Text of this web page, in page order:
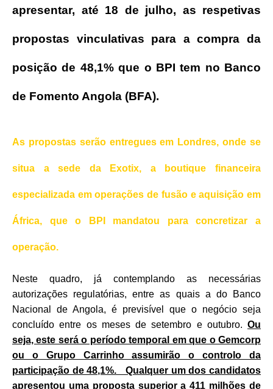
apresentar, até 18 de julho, as respetivas
propostas vinculativas para a compra da
posição de 48,1% que o BPI tem no Banco
de Fomento Angola (BFA).
As propostas serão entregues em Londres, onde se
situa a sede da Exotix, a boutique financeira
especializada em operações de fusão e aquisição em
África, que o BPI mandatou para concretizar a
operação.
Neste quadro, já contemplando as necessárias
autorizações regulatórias, entre as quais a do Banco
Nacional de Angola, é previsível que o negócio seja
concluído entre os meses de setembro e outubro. Ou
seja, este será o período temporal em que o Gemcorp
ou o Grupo Carrinho assumirão o controlo da
participação de 48,1%. Qualquer um dos candidatos
apresentou uma proposta superior a 411 milhões de